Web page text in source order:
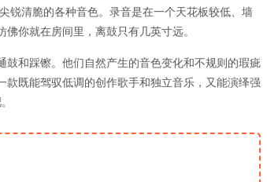
锐清脆的各种音色。录音是在一个天花板较低、墙
你就在房间里，离鼓只有几英寸远。
和踩镲。他们自然产生的音色变化和不规则的瑕疵
既能驾驭低调的创作歌手和独立音乐，又能演绎强